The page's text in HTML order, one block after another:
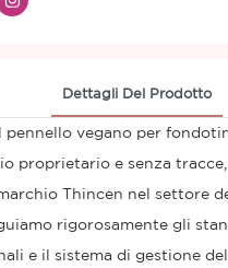
Dettagli Del Prodotto
pennello vegano per
proprietario e senza
Thincen nel settore
rigorosamente gli
e il sistema di gestione